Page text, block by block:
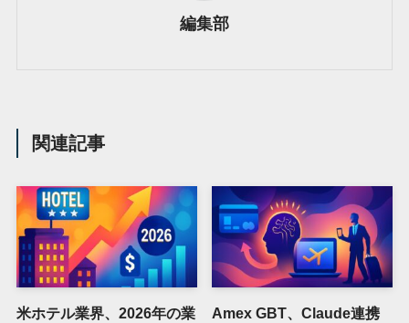
編集部
関連記事
米ホテル業界、2026年の業
Amex GBT、Claude連携